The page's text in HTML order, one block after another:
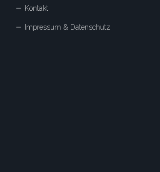
Kontakt
Impressum & Datenschutz